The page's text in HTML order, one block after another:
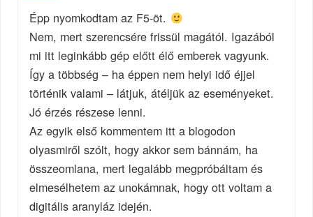
Épp nyomkodtam az F5-öt.
Nem, mert szerencsére frissül magától. Igazából
mi itt leginkább gép előtt élő emberek vagyunk.
Így a többség – ha éppen nem helyi idő éjjel
történik valami – látjuk, átéljük az eseményeket.
Jó érzés részese lenni.
Az egyik első kommentem itt a blogodon
olyasmiről szólt, hogy akkor sem bánnám, ha
összeomlana, mert legalább megpróbáltam és
elmesélhetem az unokámnak, hogy ott voltam a
digitális aranyláz idején.